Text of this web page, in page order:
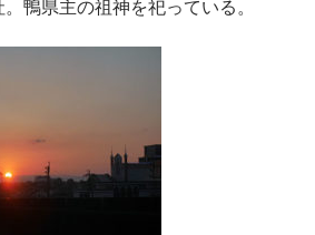
鴨県主の祖神を祀っている。